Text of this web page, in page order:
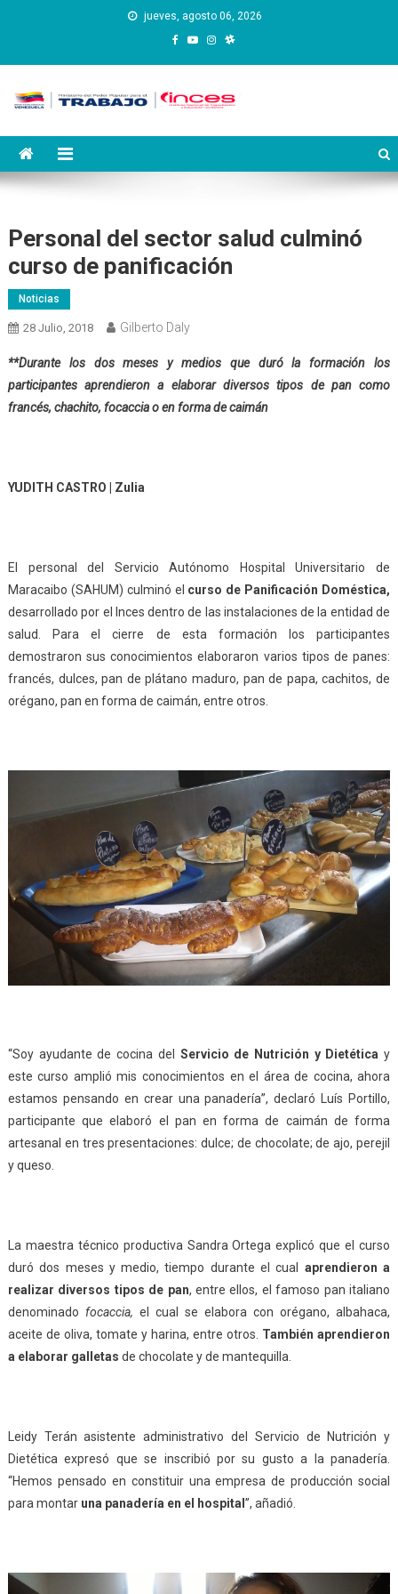
jueves, agosto 06, 2026
Instituto Nacional de
Capacitación y Educación
Personal del sector salud culminó
curso de panificación
Noticias
28 Julio, 2018 Gilberto Daly
**Durante los dos meses y medios que duró la formación los
participantes aprendieron a elaborar diversos tipos de pan como
francés, chachito, focaccia o en forma de caimán
YUDITH CASTRO | Zulia
El personal del Servicio Autónomo Hospital Universitario de
Maracaibo (SAHUM) culminó el curso de Panificación Doméstica,
desarrollado por el Inces dentro de las instalaciones de la entidad de
salud. Para el cierre de esta formación los participantes
demostraron sus conocimientos elaboraron varios tipos de panes:
francés, dulces, pan de plátano maduro, pan de papa, cachitos, de
orégano, pan en forma de caimán, entre otros.
“Soy ayudante de cocina del Servicio de Nutrición y Dietética y
este curso amplió mis conocimientos en el área de cocina, ahora
estamos pensando en crear una panadería”, declaró Luís Portillo,
participante que elaboró el pan en forma de caimán de forma
artesanal en tres presentaciones: dulce; de chocolate; de ajo, perejil
y queso.
La maestra técnico productiva Sandra Ortega explicó que el curso
duró dos meses y medio, tiempo durante el cual aprendieron a
realizar diversos tipos de pan, entre ellos, el famoso pan italiano
denominado focaccia, el cual se elabora con orégano, albahaca,
aceite de oliva, tomate y harina, entre otros. También aprendieron
a elaborar galletas de chocolate y de mantequilla.
Leidy Terán asistente administrativo del Servicio de Nutrición y
Dietética expresó que se inscribió por su gusto a la panadería.
“Hemos pensado en constituir una empresa de producción social
para montar una panadería en el hospital ”, añadió.